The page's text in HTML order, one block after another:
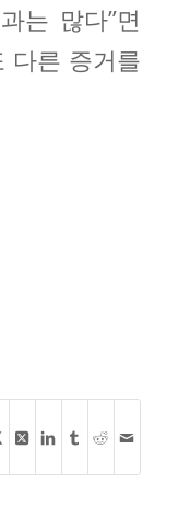
는 많다”면
다른 증거를